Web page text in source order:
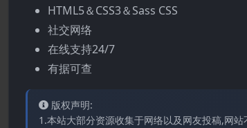
HTML5＆CSS3＆Sass CSS
社交网络
在线支持24/7
有据可查
版权声明:
1.本站大部分资源收集于网络以及网友投稿,网